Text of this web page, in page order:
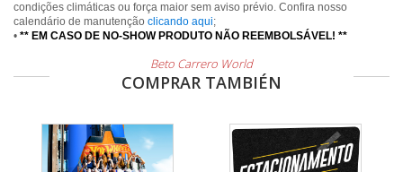
condições climáticas ou força maior sem aviso prévio. Confira nosso
calendário de manutenção clicando aqui;
• ** EM CASO DE NO-SHOW PRODUTO NÃO REEMBOLSÁVEL! **
Beto Carrero World
COMPRAR TAMBIÉN